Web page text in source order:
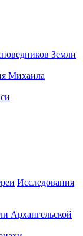
Исследования
Архангельской